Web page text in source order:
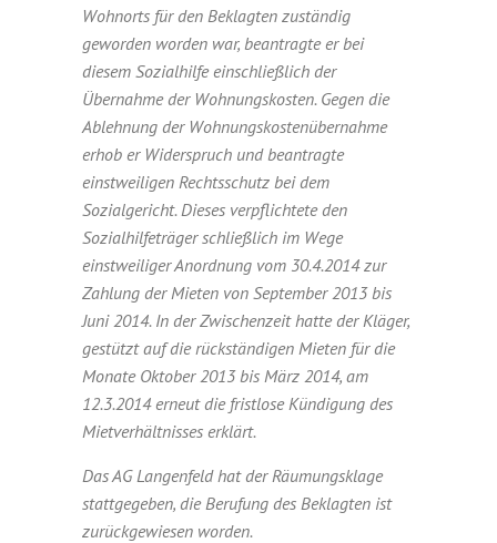
Wohnorts für den Beklagten zuständig
geworden worden war, beantragte er bei
diesem Sozialhilfe einschließlich der
Übernahme der Wohnungskosten. Gegen die
Ablehnung der Wohnungskostenübernahme
erhob er Widerspruch und beantragte
einstweiligen Rechtsschutz bei dem
Sozialgericht. Dieses verpflichtete den
Sozialhilfeträger schließlich im Wege
einstweiliger Anordnung vom 30.4.2014 zur
Zahlung der Mieten von September 2013 bis
Juni 2014. In der Zwischenzeit hatte der Kläger,
gestützt auf die rückständigen Mieten für die
Monate Oktober 2013 bis März 2014, am
12.3.2014 erneut die fristlose Kündigung des
Mietverhältnisses erklärt.
Das AG Langenfeld hat der Räumungsklage
stattgegeben, die Berufung des Beklagten ist
zurückgewiesen worden.